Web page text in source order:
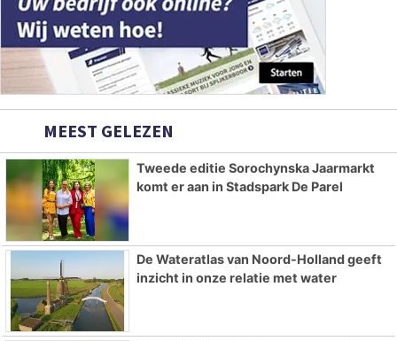
MEEST GELEZEN
Tweede editie Sorochynska Jaarmarkt
komt er aan in Stadspark De Parel
De Wateratlas van Noord-Holland geeft
inzicht in onze relatie met water